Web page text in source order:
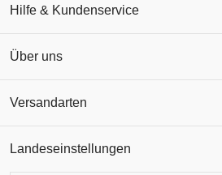
Hilfe & Kundenservice
Über uns
Versandarten
Landeseinstellungen